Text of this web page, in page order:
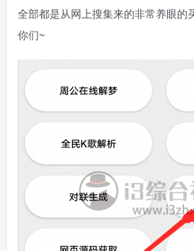
全部都是从网上搜集来的非常养眼的
你们~